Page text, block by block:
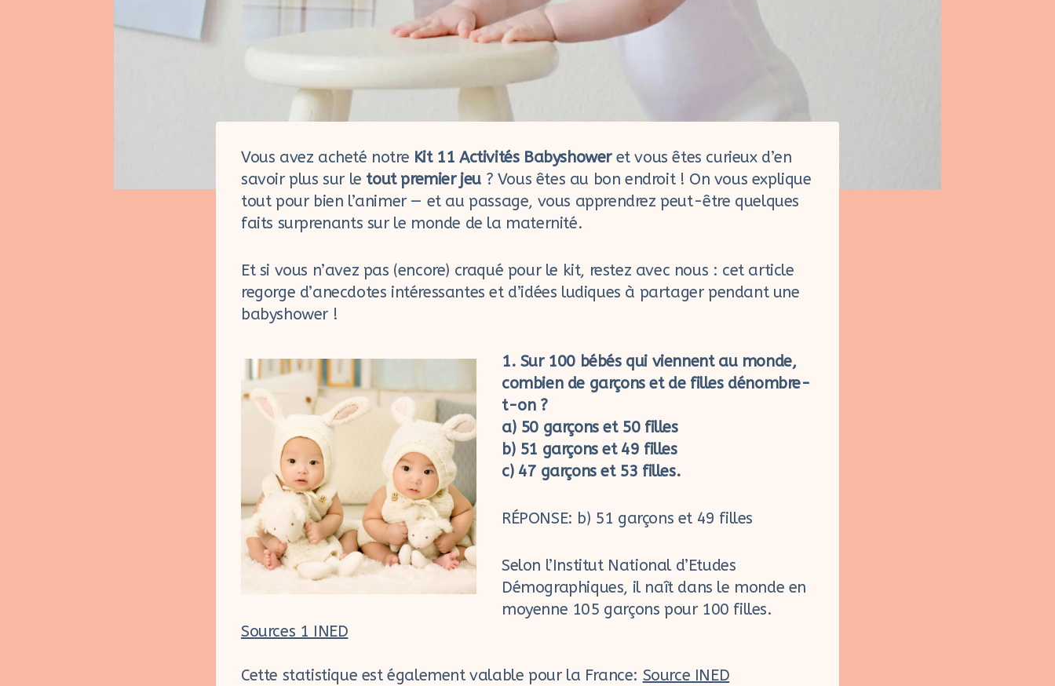
Vous avez acheté notre Kit 11 Activités Babyshoweret vous êtes curieux d’en
savoir plus sur le tout premier jeu ? Vous êtes au bon endroit ! On vous explique
tout pour bien l’animer — et au passage, vous apprendrez peut-être quelques
faits surprenants sur le monde de la maternité.
Et si vous n’avez pas (encore) craqué pour le kit, restez avec nous : cet article
regorge d’anecdotes intéressantes et d’idées ludiques à partager pendant une
babyshower !
1. Sur 100 bébés qui viennent au monde,
combien de garçons et de filles dénombre-
t-on ?
a) 50 garçons et 50 filles
b) 51 garçons et 49 filles
c) 47 garçons et 53 filles.
RÉPONSE: b) 51 garçons et 49 filles
Selon l’Institut National d’Etudes
Démographiques, il naît dans le monde en
moyenne 105 garçons pour 100 filles.
Sources 1 INED
Cette statistique est également valable pour la France: Source INED